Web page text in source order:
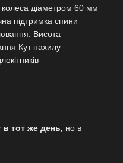
колеса діаметром 60 мм
підтримка спини
Висота
Кут нахилу
тот же день, но в